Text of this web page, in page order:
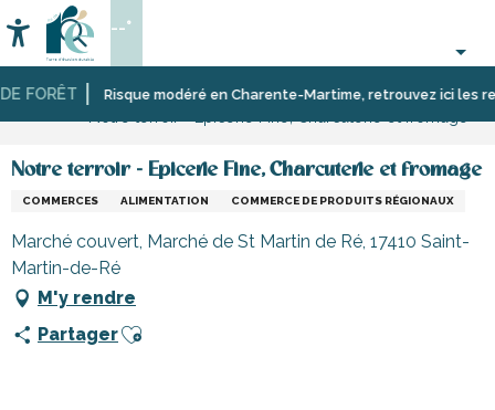
au
contenu
principal
FORÊT Risque modéré en Charente-Martime, retrouvez ici les
Accessibilité
Recherche
--°
Accueil S’informerCommerces,
services
Notre terroir - Epicerie Fine, Charcuterie et fromage
COMMERCES ALIMENTATION COMMERCE DE PRODUITS RÉGIONAUX
Marché couvert, Marché de St Martin de Ré, 17410 Saint-
Martin-de-Ré
M'y rendre
PartagerAjouter aux favoris